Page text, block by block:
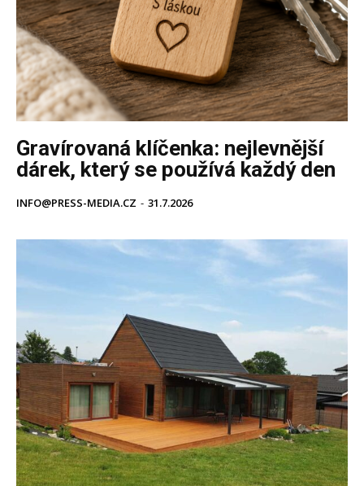
Gravírovaná klíčenka: nejlevnější
dárek, který se používá každý den
INFO@PRESS-MEDIA.CZ - 31.7.2026